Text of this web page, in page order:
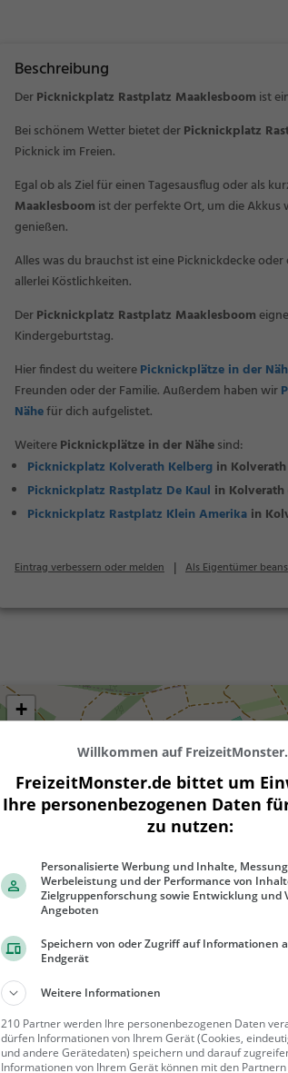
Beschreibung
DerPicknickplatz Rastplatz Maaklesboom ist
Bei schönem Wetter bietet derPicknickplatz
Picknick im Freien.
Egal ob als Ziel für einen Tagesausflug oder als
Maaklesboom ist der perfekte Ort, um die Akkus
genießen.
Alles was du brauchst ist eine Picknickdecke
allerlei Köstlichkeiten.
DerPicknickplatz Rastplatz Maaklesboom
Kindergeburtstag.
Hier findest du weiterePicknickplätze in der
Freunden oder der Familie. Außerdem haben wir
Nähefür dich aufgelistet.
WeiterePicknickplätze in der Nähesind:
Picknickplatz Kolverath Kelberg in Kolverath
Picknickplatz Rastplatz De Kaul in Kolverath
Picknickplatz Rastplatz Klein Amerika in
Eintrag verbessern oder melden | Als Eigentümer
+
1000 ft
Ähnliche Aktivitäten wie
Willkommen auf
FreizeitMonster.de bittet um
Ihre personenbezogenen Daten
zu nutzen:
Personalisierte Werbung und Inhalte,
Werbeleistung und der Performance von
Zielgruppenforschung sowie Entwicklung und
Angeboten
Speichern von oder Zugriff auf Informationen
Endgerät
Weitere Informationen
210 Partner werden Ihre personenbezogenen Daten
dürfen Informationen von Ihrem Gerät (Cookies,
und andere Gerätedaten) speichern und darauf
Informationen von Ihrem Gerät können mit den